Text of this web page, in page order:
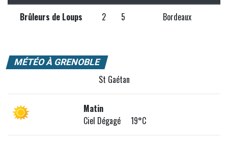
Brûleurs de Loups 2 5 Bordeaux
MÉTÉO À GRENOBLE
St Gaétan
Matin
Ciel Dégagé 19°C